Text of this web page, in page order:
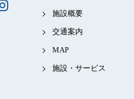
施設概要
交通案内
MAP
施設・サービス